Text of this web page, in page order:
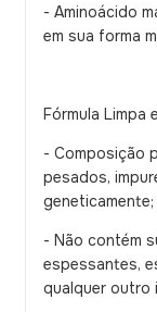
- Aminoácido
em sua forma
Fórmula Limpa
- Composição
pesados,
geneticamente;
- Não contém
espessantes,
qualquer outro